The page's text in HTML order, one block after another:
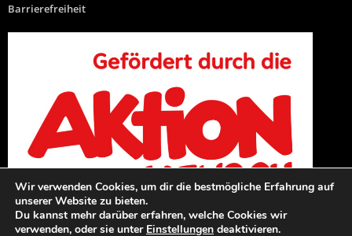
Barrierefreiheit
Wir verwenden Cookies, um dir die bestmögliche Erfahrung auf
unserer Website zu bieten.
Du kannst mehr darüber erfahren, welche Cookies wir
verwenden, oder sie unter Einstellungen deaktivieren.